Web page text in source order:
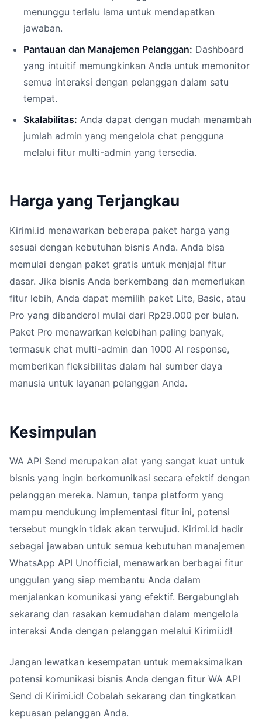
menunggu terlalu lama untuk mendapatkan
jawaban.
Pantauan dan Manajemen Pelanggan: Dashboard
yang intuitif memungkinkan Anda untuk memonitor
semua interaksi dengan pelanggan dalam satu
tempat.
Skalabilitas: Anda dapat dengan mudah menambah
jumlah admin yang mengelola chat pengguna
melalui fitur multi-admin yang tersedia.
Harga yang Terjangkau
Kirimi.id menawarkan beberapa paket harga yang
sesuai dengan kebutuhan bisnis Anda. Anda bisa
memulai dengan paket gratis untuk menjajal fitur
dasar. Jika bisnis Anda berkembang dan memerlukan
fitur lebih, Anda dapat memilih paket Lite, Basic, atau
Pro yang dibanderol mulai dari Rp29.000 per bulan.
Paket Pro menawarkan kelebihan paling banyak,
termasuk chat multi-admin dan 1000 AI response,
memberikan fleksibilitas dalam hal sumber daya
manusia untuk layanan pelanggan Anda.
Kesimpulan
WA API Send merupakan alat yang sangat kuat untuk
bisnis yang ingin berkomunikasi secara efektif dengan
pelanggan mereka. Namun, tanpa platform yang
mampu mendukung implementasi fitur ini, potensi
tersebut mungkin tidak akan terwujud. Kirimi.id hadir
sebagai jawaban untuk semua kebutuhan manajemen
WhatsApp API Unofficial, menawarkan berbagai fitur
unggulan yang siap membantu Anda dalam
menjalankan komunikasi yang efektif. Bergabunglah
sekarang dan rasakan kemudahan dalam mengelola
interaksi Anda dengan pelanggan melalui Kirimi.id!
Jangan lewatkan kesempatan untuk memaksimalkan
potensi komunikasi bisnis Anda dengan fitur WA API
Send di Kirimi.id! Cobalah sekarang dan tingkatkan
kepuasan pelanggan Anda.